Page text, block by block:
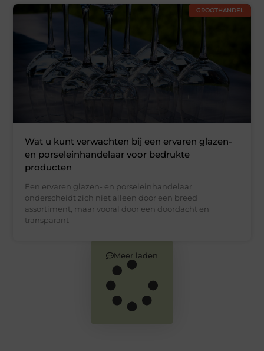
GROOTHANDEL
Wat u kunt verwachten bij een ervaren glazen-
en porseleinhandelaar voor bedrukte
producten
Een ervaren glazen- en porseleinhandelaar
onderscheidt zich niet alleen door een breed
assortiment, maar vooral door een doordacht en
transparant
Meer laden